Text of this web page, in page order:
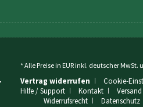
* Alle Preise in EUR inkl. deutscher MwSt.
Vertrag widerrufen Cookie-
Hilfe / Support
Kontakt
Widerrufsrecht
Datenschutz